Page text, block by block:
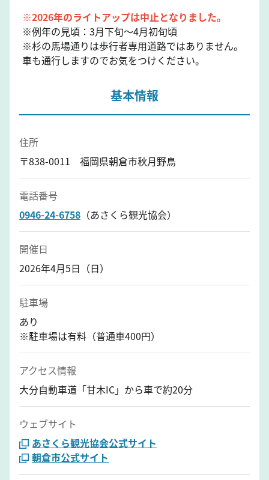
※2026年のライトアップは中止となりました。
※例年の見頃：3月下旬～4月初旬頃
※杉の馬場通りは歩行者専用道路ではありません。
車も通行しますのでお気をつけください。
基本情報
住所
〒838-0011 福岡県朝倉市秋月野鳥
電話番号
0946-24-6758 （あさくら観光協会）
開催日
2026年4月5日（日）
駐車場
あり
※駐車場は有料（普通車400円）
アクセス情報
大分自動車道「甘木IC」から車で約20分
ウェブサイト
あさくら観光協会公式サイト
朝倉市公式サイト